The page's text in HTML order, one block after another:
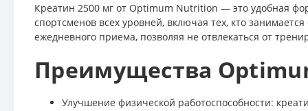
Креатин 2500 мг от Optimum Nutrition — это удобная
спортсменов всех уровней, включая тех, кто
ежедневного приема, позволяя не отвлекаться от
Преимущества
Улучшение физической работоспособности: